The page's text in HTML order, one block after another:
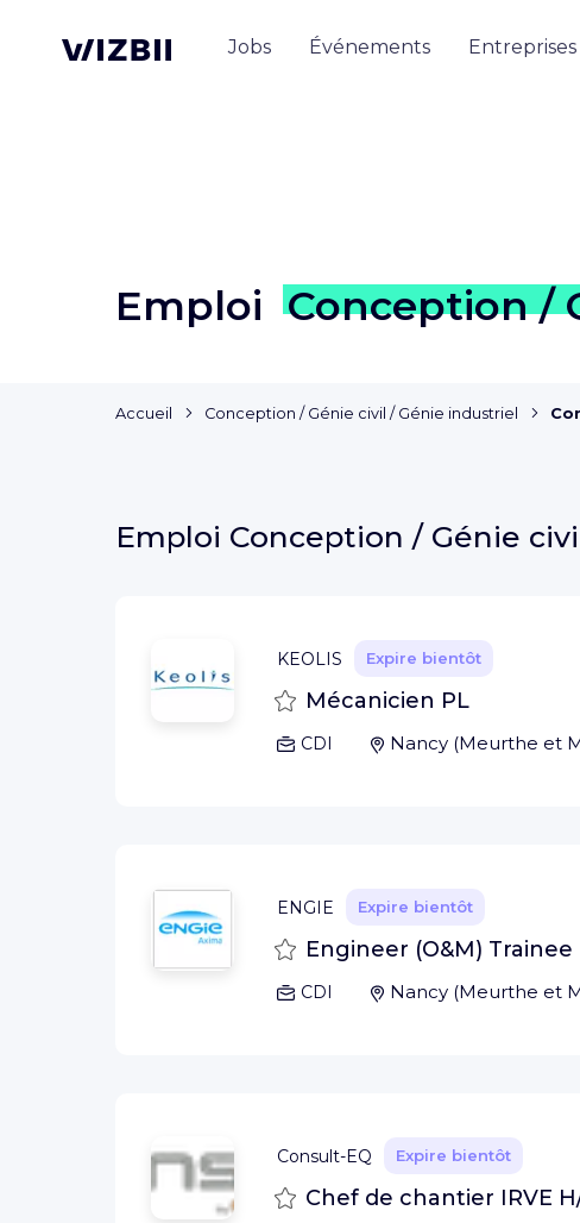
Jobs Événements Entreprises
Emploi Conception /
Accueil Conception / Génie civil / Génie industriel
Emploi Conception / Génie
KEOLIS Expire bientôt
Sauvegarder
Mécanicien PL
CDI Nancy(Meurthe et
ENGIE Expire bientôt
Sauvegarder
Engineer (O&M)
CDI Nancy(Meurthe et
Consult-EQ Expire bientôt
Sauvegarder
Chef de chantier IRVE